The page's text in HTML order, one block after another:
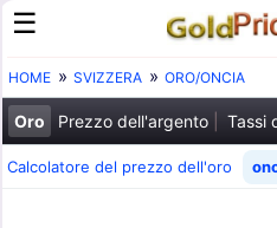
HOME SVIZZERA ORO/ONCIA
Oro Prezzo dell'argento Tassi
Calcolatore del prezzo dell'oro